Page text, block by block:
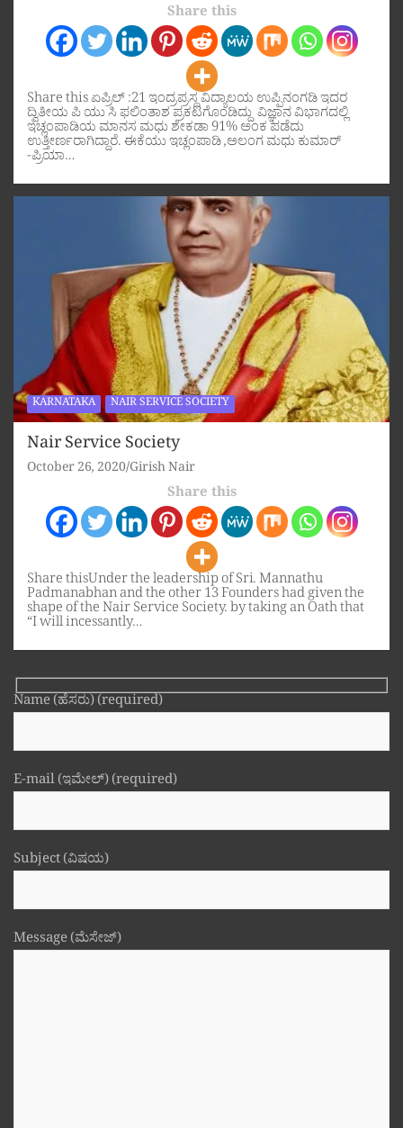
Share this
Share this ಏಪ್ರಿಲ್ :21 ಇಂದ್ರಪ್ರಸ್ಥ ವಿದ್ಯಾಲಯ ಉಪ್ಪಿನಂಗಡಿ ಇದರ
ದ್ವಿತೀಯ ಪಿ ಯು ಸಿ ಫಲಿಂತಾಶ ಪ್ರಕಟಗೊಂಡಿದ್ದು ವಿಜ್ಞಾನ ವಿಭಾಗದಲ್ಲಿ
ಇಚ್ಲಂಪಾಡಿಯ ಮಾನಸ ಮಧು ಶೇಕಡಾ 91% ಅಂಕ ಪಡೆದು
ಉತ್ತೀರ್ಣರಾಗಿದ್ದಾರೆ. ಈಕೆಯು ಇಚ್ಲಂಪಾಡಿ ,ಅಲಂಗ ಮಧು ಕುಮಾರ್
-ಪ್ರಿಯಾ…
KARNATAKA NAIR SERVICE SOCIETY
Nair Service Society
October 26, 2020 Girish Nair
Share this
Share thisUnder the leadership of Sri. Mannathu
Padmanabhan and the other 13 Founders had given the
shape of the Nair Service Society. by taking an Oath that
“I will incessantly…
Name (ಹೆಸರು) (required)
E-mail (ಇಮೇಲ್) (required)
Subject (ವಿಷಯ)
Message (ಮೆಸೇಜ್)